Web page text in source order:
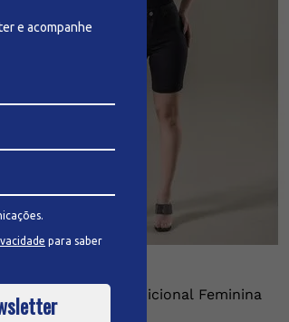
e acompanhe
para saber
Bermuda Sarja Tradicional Feminina